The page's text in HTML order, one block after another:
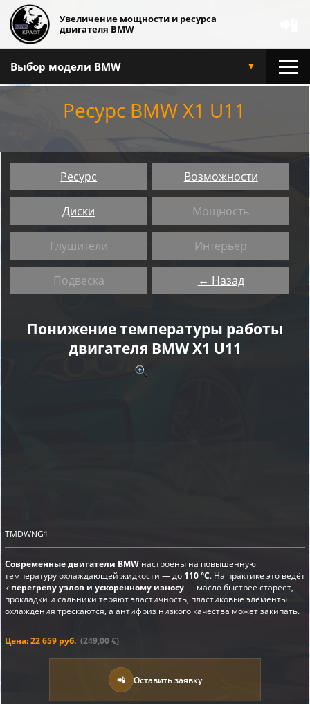
Увеличение мощности и ресурса
двигателя BMW
Выбор модели BMW ▼
Ресурс BMW X1 U11
Ресурс Возможности
Диски Мощность
Глушители Интерьер
Подвеска ← Назад
Понижение температуры работы
двигателя BMW X1 U11
TMDWNG1
Современные двигатели BMW настроены на повышенную
температуру охлаждающей жидкости — до 110 °C. На практике это ведёт
к перегреву узлов и ускоренному износу— масло быстрее стареет,
прокладки и сальники теряют эластичность, пластиковые элементы
охлаждения трескаются, а антифриз низкого качества может закипать.
Цена: 22 659 руб. (249,00 €)
📲 Оставить заявку